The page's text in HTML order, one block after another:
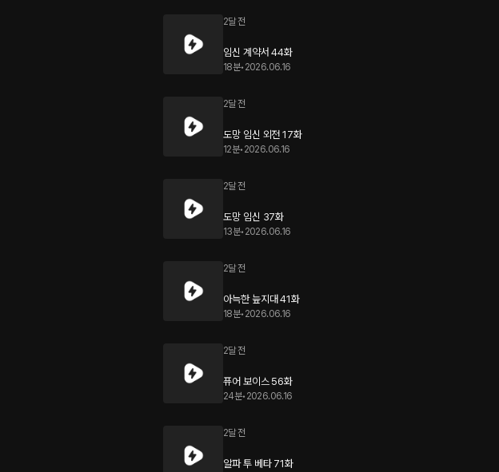
2달 전
임신 계약서 44화
18분• 2026.06.16
2달 전
도망 임신 외전 17화
12분• 2026.06.16
2달 전
도망 임신 37화
13분• 2026.06.16
2달 전
아늑한 늪지대 41화
18분• 2026.06.16
2달 전
퓨어 보이스 56화
24분• 2026.06.16
2달 전
알파 투 베타 71화